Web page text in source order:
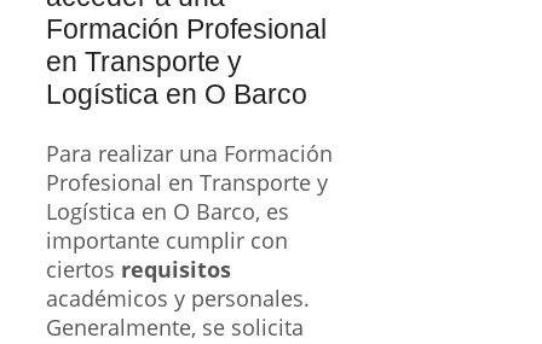
Formación Profesional
en Transporte y
Logística en O Barco
Para realizar una Formación
Profesional en Transporte y
Logística en O Barco, es
importante cumplir con
ciertos requisitos
académicos y personales.
Generalmente, se solicita